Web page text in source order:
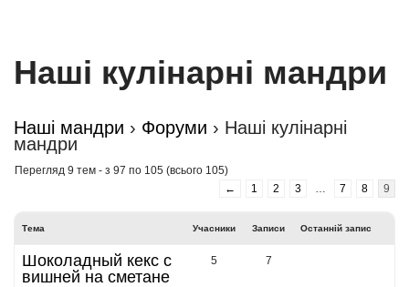
Наші кулінарні мандри
Наші мандри › Форуми › Наші кулінарні
мандри
Перегляд 9 тем - з 97 по 105 (всього 105)
←
1 2 3 … 7 8 9
Тема Учасники Записи Останній запис
Шоколадный кекс с
вишней на сметане
5 7